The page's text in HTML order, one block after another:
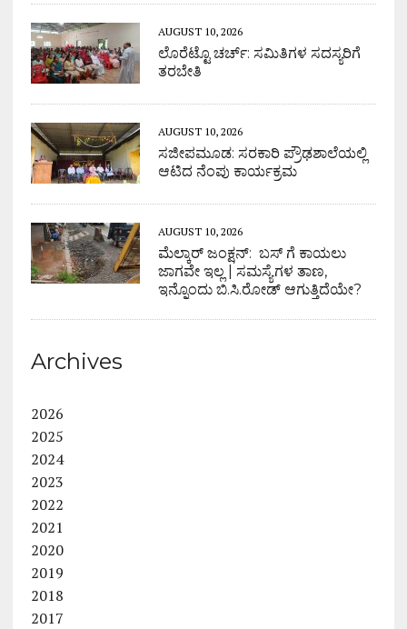
AUGUST 10, 2026
ಲೊರೆಟ್ಟೊ ಚರ್ಚ್: ಸಮಿತಿಗಳ ಸದಸ್ಯರಿಗೆ
ತರಬೇತಿ
AUGUST 10, 2026
ಸಜೀಪಮೂಡ: ಸರಕಾರಿ ಪ್ರೌಢಶಾಲೆಯಲ್ಲಿ
ಆಟಿದ ನೆಂಪು ಕಾರ್ಯಕ್ರಮ
AUGUST 10, 2026
ಮೆಲ್ಕಾರ್ ಜಂಕ್ಷನ್: ಬಸ್ ಗೆ ಕಾಯಲು
ಜಾಗವೇ ಇಲ್ಲ | ಸಮಸ್ಯೆಗಳ ತಾಣ,
ಇನ್ನೊಂದು ಬಿ.ಸಿ.ರೋಡ್ ಆಗುತ್ತಿದೆಯೇ?
Archives
2026
2025
2024
2023
2022
2021
2020
2019
2018
2017